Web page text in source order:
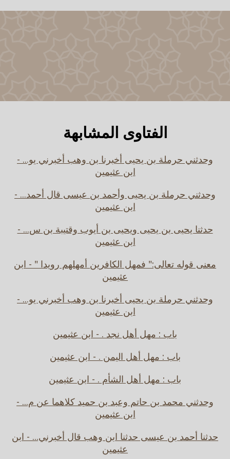
الفتاوى المشابهة
وحدثني حرملة بن يحيى أخبرنا بن وهب أخبرني يو... -
ابن عثيمين
وحدثني حرملة بن يحيى وأحمد بن عيسى قال أحمد... -
ابن عثيمين
حدثنا يحيى بن يحيى ويحيى بن أيوب وقتيبة بن س... -
ابن عثيمين
معنى قوله تعالى:" فمهل الكافرين أمهلهم رويدا " - ابن
عثيمين
وحدثني حرملة بن يحيى أخبرنا بن وهب أخبرني يو... -
ابن عثيمين
باب : مهل أهل نجد . - ابن عثيمين
باب : مهل أهل اليمن . - ابن عثيمين
باب : مهل أهل الشأم . - ابن عثيمين
وحدثني محمد بن حاتم وعبد بن حميد كلاهما عن م... -
ابن عثيمين
حدثنا أحمد بن عيسى حدثنا ابن وهب قال أخبرني... - ابن
عثيمين